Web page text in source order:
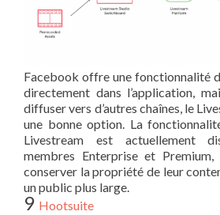
Facebook offre une fonctionnalité
directement dans l’application,
diffuser vers d’autres chaînes, le
une bonne option. La
Livestream est actuellement
membres Enterprise et
conserver la propriété de leur
un public plus large.
9 Hootsuite